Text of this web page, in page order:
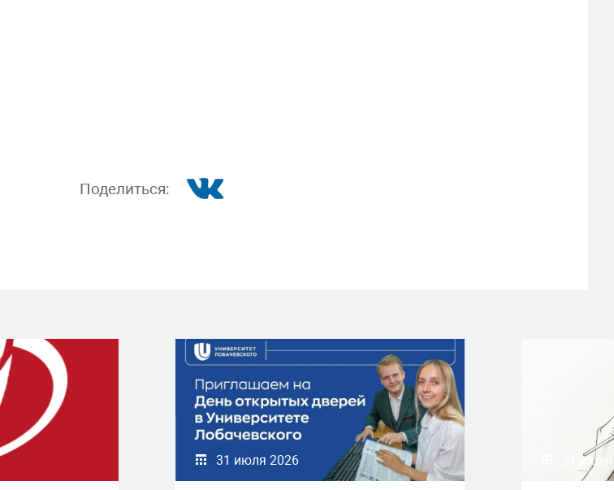
Поделиться:
31 июля 2026 21